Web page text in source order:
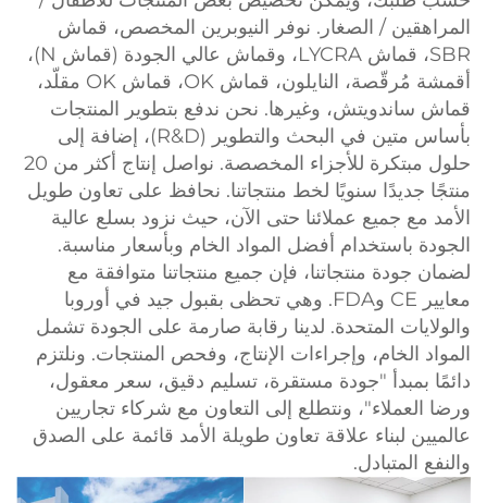
المراهقين / الصغار. نوفر النيوبرين المخصص، قماش
SBR، قماش LYCRA، وقماش عالي الجودة (قماش N)،
أقمشة مُرقّصة، النايلون، قماش OK، قماش OK مقلّد،
قماش ساندويتش، وغيرها. نحن ندفع بتطوير المنتجات
بأساس متين في البحث والتطوير (R&D)، إضافة إلى
حلول مبتكرة للأجزاء المخصصة. نواصل إنتاج أكثر من 20
منتجًا جديدًا سنويًا لخط منتجاتنا. نحافظ على تعاون طويل
الأمد مع جميع عملائنا حتى الآن، حيث نزود بسلع عالية
الجودة باستخدام أفضل المواد الخام وبأسعار مناسبة.
لضمان جودة منتجاتنا، فإن جميع منتجاتنا متوافقة مع
معايير CE وFDA. وهي تحظى بقبول جيد في أوروبا
والولايات المتحدة. لدينا رقابة صارمة على الجودة تشمل
المواد الخام، وإجراءات الإنتاج، وفحص المنتجات. ونلتزم
دائمًا بمبدأ "جودة مستقرة، تسليم دقيق، سعر معقول،
ورضا العملاء"، ونتطلع إلى التعاون مع شركاء تجاريين
عالميين لبناء علاقة تعاون طويلة الأمد قائمة على الصدق
والنفع المتبادل.